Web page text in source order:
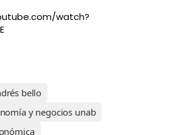
watch?
bello
y negocios unab